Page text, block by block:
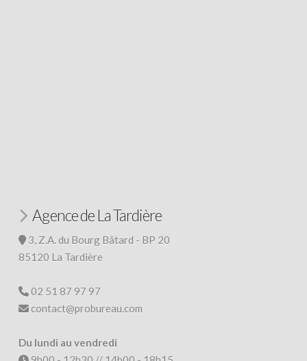
Agence de La Tardière
3, Z.A. du Bourg Bâtard - BP 20
85120 La Tardière
02 51 87 97 97
contact@probureau.com
Du lundi au vendredi